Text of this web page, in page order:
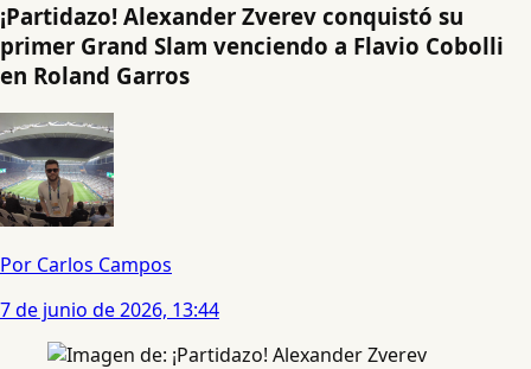
¡Partidazo! Alexander Zverev conquistó su
primer Grand Slam venciendo a Flavio Cobolli
en Roland Garros
Por Carlos Campos
7 de junio de 2026, 13:44